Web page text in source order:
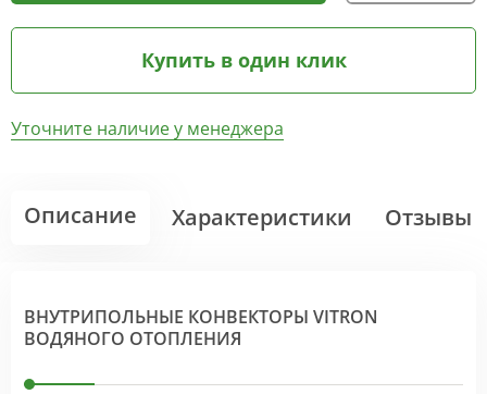
Купить в один клик
Уточните наличие у менеджера
Описание Характеристики Отзывы
ВНУТРИПОЛЬНЫЕ КОНВЕКТОРЫ VITRON
ВОДЯНОГО ОТОПЛЕНИЯ